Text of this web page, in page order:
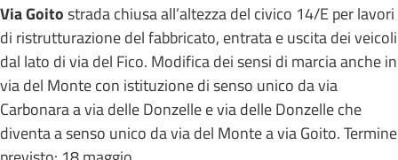
Via Goitostrada chiusa all’altezza del civico 14/E per lavori
di ristrutturazione del fabbricato, entrata e uscita dei veicoli
dal lato di via del Fico. Modifica dei sensi di marcia anche in
via del Monte con istituzione di senso unico da via
Carbonara a via delle Donzelle e via delle Donzelle che
diventa a senso unico da via del Monte a via Goito. Termine